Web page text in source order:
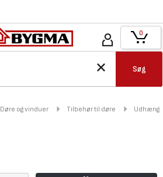
Søg
0
Døre og vinduer Tilbehør til døre Udhæng